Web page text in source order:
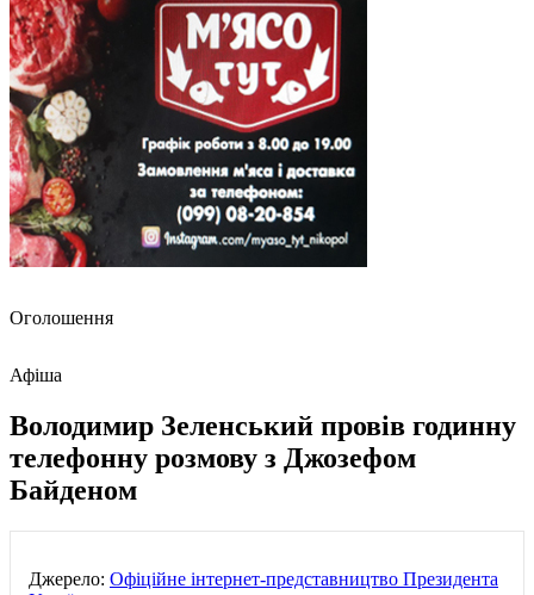
Оголошення
Афіша
Володимир Зеленський провів годинну
телефонну розмову з Джозефом
Байденом
Джерело: Офіційне інтернет-представництво Президента